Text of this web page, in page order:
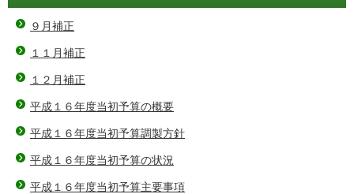
９月補正
１１月補正
１２月補正
平成１６年度当初予算の概要
平成１６年度当初予算調製方針
平成１６年度当初予算の状況
平成１６年度当初予算主要事項